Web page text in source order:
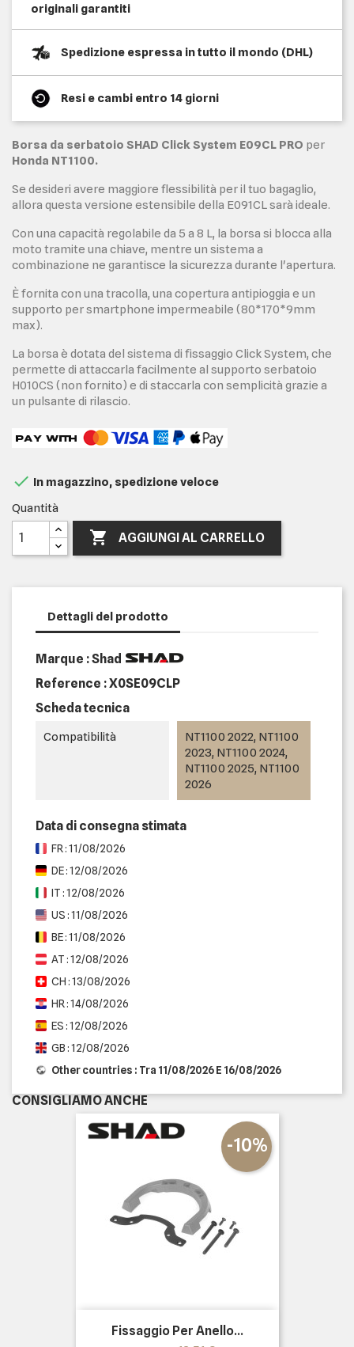
originali garantiti
Spedizione espressa in tutto il mondo (DHL)
Resi e cambi entro 14 giorni
Borsa da serbatoio SHAD Click System E09CL PRO per
Honda NT1100.
Se desideri avere maggiore flessibilità per il tuo bagaglio,
allora questa versione estensibile della E091CL sarà ideale.
Con una capacità regolabile da 5 a 8 L, la borsa si blocca alla
moto tramite una chiave, mentre un sistema a
combinazione ne garantisce la sicurezza durante l'apertura.
È fornita con una tracolla, una copertura antipioggia e un
supporto per smartphone impermeabile (80*170*9mm
max).
La borsa è dotata del sistema di fissaggio Click System, che
permette di attaccarla facilmente al supporto serbatoio
H010CS (non fornito) e di staccarla con semplicità grazie a
un pulsante di rilascio.
 In magazzino, spedizione veloce
Quantità
 AGGIUNGI AL CARRELLO
Dettagli del prodotto
Marque : Shad
Reference :X0SE09CLP
Scheda tecnica
Compatibilità
NT1100 2022, NT1100
2023, NT1100 2024,
NT1100 2025, NT1100
2026
Data di consegna stimata
FR : 11/08/2026
DE : 12/08/2026
IT : 12/08/2026
US : 11/08/2026
BE : 11/08/2026
AT : 12/08/2026
CH : 13/08/2026
HR : 14/08/2026
ES : 12/08/2026
GB : 12/08/2026
Other countries : Tra 11/08/2026 E 16/08/2026
CONSIGLIAMO ANCHE
Fissaggio Per Anello...
-10%